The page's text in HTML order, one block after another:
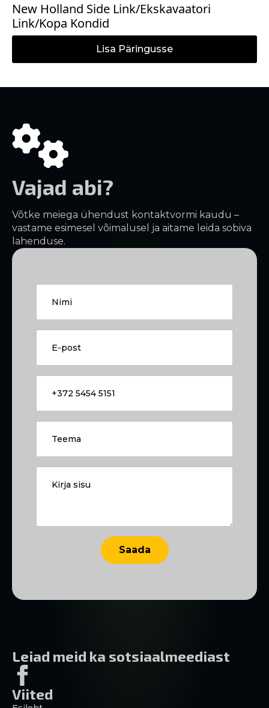
New Holland Side Link/Ekskavaatori
Link/Kopa Kondid
Lisa Päringusse
Vajad abi?
Võtke meiega ühendust kontaktvormi kaudu –
vastame esimesel võimalusel ja aitame leida sobiva
lahenduse.
Nimi
E-
post
Tel.
Teema
Kirja
sisu
Saada
Leiad meid ka sotsiaalmeediast
Viited